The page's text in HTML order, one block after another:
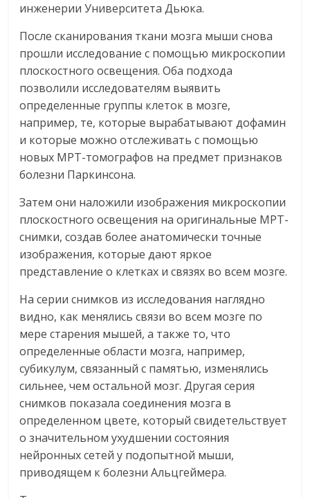
инженерии Университета Дьюка.
После сканирования ткани мозга мыши снова
прошли исследование с помощью микроскопии
плоскостного освещения. Оба подхода
позволили исследователям выявить
определенные группы клеток в мозге,
например, те, которые вырабатывают дофамин
и которые можно отслеживать с помощью
новых МРТ-томографов на предмет признаков
болезни Паркинсона.
Затем они наложили изображения микроскопии
плоскостного освещения на оригинальные МРТ-
снимки, создав более анатомически точные
изображения, которые дают яркое
представление о клетках и связях во всем мозге.
На серии снимков из исследования наглядно
видно, как менялись связи во всем мозге по
мере старения мышей, а также то, что
определенные области мозга, например,
субикулум, связанный с памятью, изменялись
сильнее, чем остальной мозг. Другая серия
снимков показала соединения мозга в
определенном цвете, который свидетельствует
о значительном ухудшении состояния
нейронных сетей у подопытной мыши,
приводящем к болезни Альцгеймера.